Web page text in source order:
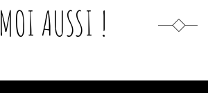
MOI AUSSI !